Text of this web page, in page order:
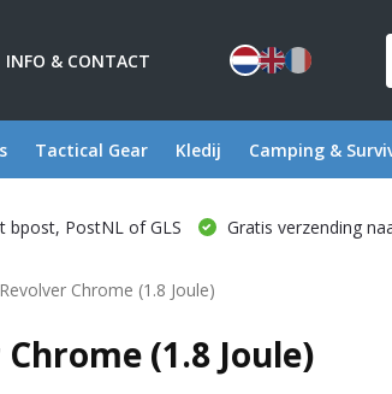
INFO & CONTACT
Tactical Gear Kledij Camping &
bpost, PostNL of GLS Gratis verzending
Chrome (1.8 Joule)
(1.8 Joule)